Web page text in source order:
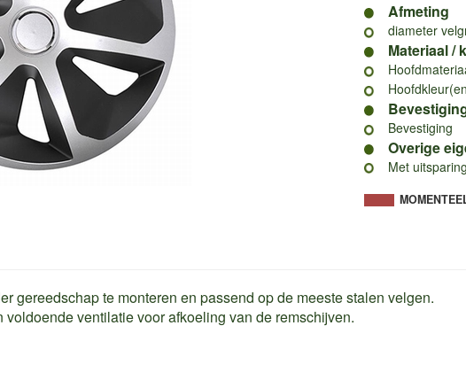
Afmeting
diameter
Materiaal /
Bevestiging
Overige
Met
gereedschap te monteren en passend op de meeste stalen velgen.
ventilatie voor afkoeling van de remschijven.